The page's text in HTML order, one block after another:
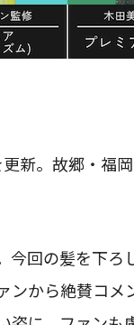
新。故郷・福
今回の髪を下ろ
ンから絶賛コメ